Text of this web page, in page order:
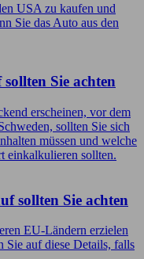
USA zu kaufen und
Sie das Auto aus den
Sie achten
erscheinen, vor dem
sollten Sie sich
müssen und welche
einkalkulieren sollten.
sollten Sie achten
EU-Ländern erzielen
Sie auf diese Details, falls